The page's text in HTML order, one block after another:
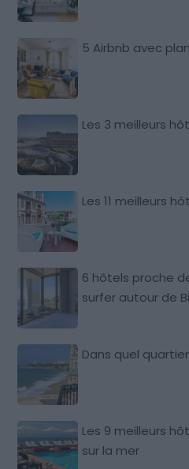
5 Airbnb avec
Les 3 meilleurs
Les 11 meilleurs
6 hôtels proche
surfer autour de
Dans quel
Les 9 meilleurs
sur la mer